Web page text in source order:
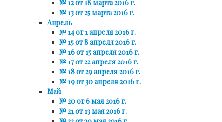
№ 12 от 18 марта 2016 г.
№ 13 от 25 марта 2016 г.
Апрель
№ 14 от 1 апреля 2016 г.
№ 15 от 8 апреля 2016 г.
№ 16 от 15 апреля 2016 г.
№ 17 от 22 апреля 2016 г.
№ 18 от 29 апреля 2016 г.
№ 19 от 30 апреля 2016 г.
Май
№ 20 от 6 мая 2016 г.
№ 21 от 13 мая 2016 г.